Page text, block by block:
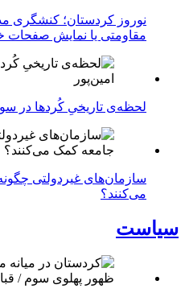
نوروز کردستان؛ کنشگری
مقاومتی یا نمایش صفحات
لحظه‌ی تاریخیِ کُردها در
سازمان‌های غیردولتی
می‌کنند؟
سیاست